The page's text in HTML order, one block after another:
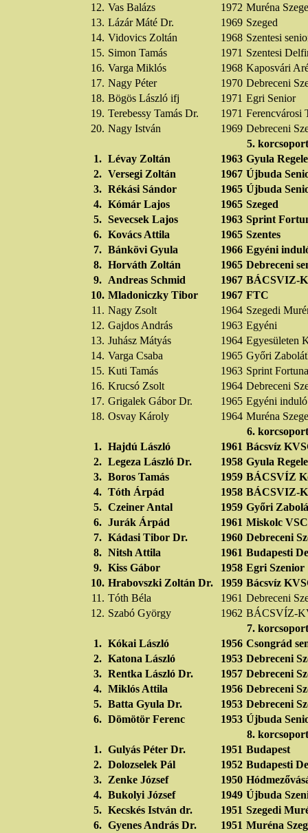
12. Vas Balázs 1972 Muréna
13. Lázár Máté Dr. 1969 Szeged
14. Vidovics Zoltán 1968 Szentesi
15. Simon Tamás 1971 Szentesi
16. Varga Miklós 1968 Kaposvári
17. Nagy Péter 1970 Debreceni
18. Bögös László ifj 1971 Egri Senior
19. Terebessy Tamás Dr. 1971 Ferencvárosi
20. Nagy István 1969 Debreceni
5.
1. Lévay Zoltán 1963 Gyula
2. Versegi Zoltán 1967 Újbuda
3. Rékási Sándor 1965 Újbuda
4. Kómár Lajos 1965 Szeged
5. Sevecsek Lajos 1963 Sprint
6. Kovács Attila 1965 Szentes
7. Bánkövi Gyula 1966 Egyéni
8. Horváth Zoltán 1965 Debreceni
9. Andreas Schmid 1967 BÁCSVIZ-
10. Mladoniczky Tibor 1967 FTC
11. Nagy Zsolt 1964 Szegedi
12. Gajdos András 1963 Egyéni
13. Juhász Mátyás 1964 Egyesületen
14. Varga Csaba 1965 Győri
15. Kuti Tamás 1963 Sprint Fortuna
16. Krucsó Zsolt 1964 Debreceni
17. Grigalek Gábor Dr. 1965 Egyéni
18. Osvay Károly 1964 Muréna
6.
1. Hajdú László 1961 Bácsvíz
2. Legeza László Dr. 1958 Gyula
3. Boros Tamás 1959 BÁCSVÍZ
4. Tóth Árpád 1958 BÁCSVIZ-
5. Czeiner Antal 1959 Győri
6. Jurák Árpád 1961 Miskolc VSC
7. Kádasi Tibor Dr. 1960 Debreceni
8. Nitsh Attila 1961 Budapesti
9. Kiss Gábor 1958 Egri Szenior
10. Hrabovszki Zoltán Dr. 1959 Bácsvíz
11. Tóth Béla 1961 Debreceni
12. Szabó György 1962 BÁCSVÍZ-
7.
1. Kókai László 1956 Csongrád
2. Katona László 1953 Debreceni
3. Rentka László Dr. 1957 Debreceni
4. Miklós Attila 1956 Debreceni
5. Batta Gyula Dr. 1953 Debreceni
6. Dömötör Ferenc 1953 Újbuda
8.
1. Gulyás Péter Dr. 1951 Budapest
2. Dolozselek Pál 1952 Budapesti
3. Zenke József 1950
4. Bukolyi József 1949 Újbuda
5. Kecskés István dr. 1951 Szegedi
6. Gyenes András Dr. 1951 Muréna